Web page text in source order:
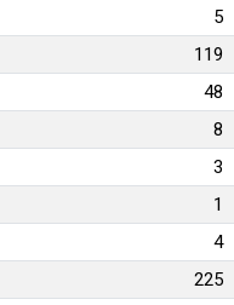
5
119
48
8
3
1
4
225